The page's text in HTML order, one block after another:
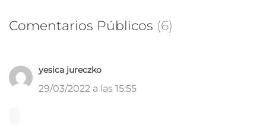
Comentarios Públicos (6)
yesica jureczko
29/03/2022 a las 15:55